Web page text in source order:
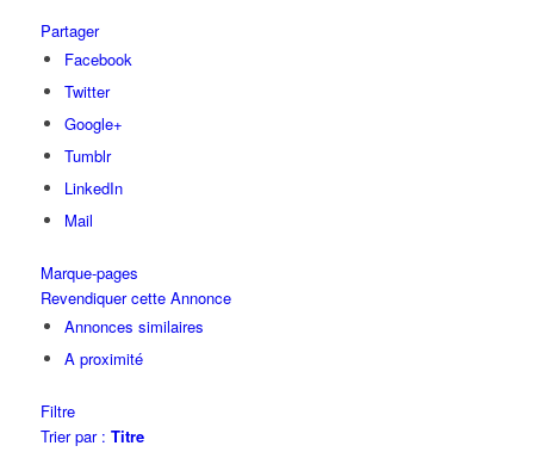
Partager
Facebook
Twitter
Google+
Tumblr
LinkedIn
Mail
Marque-pages
Revendiquer cette Annonce
Annonces similaires
A proximité
Filtre
Trier par : Titre